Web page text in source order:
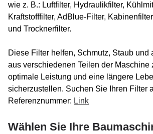
wie z. B.: Luftfilter, Hydraulikfilter,
Kraftstofffilter, AdBlue-Filter,
und Trocknerfilter.
Diese Filter helfen, Schmutz, Staub und
aus verschiedenen Teilen der Maschine
optimale Leistung und eine längere
sicherzustellen. Suchen Sie Ihren Filter
Referenznummer: Link
Wählen Sie Ihre